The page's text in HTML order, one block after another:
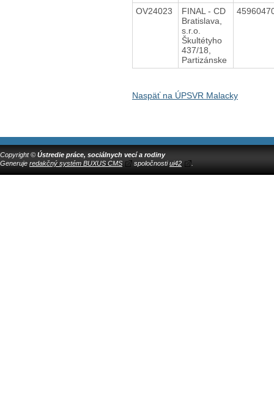
OV24023
FINAL - CD
Bratislava,
s.r.o.
Škultétyho
437/18,
Partizánske
Naspäť na ÚPSVR Malacky
Copyright © Ústredie práce, sociálnych vecí a rodiny
Generuje redakčný systém BUXUS CMS spoločnostiui42